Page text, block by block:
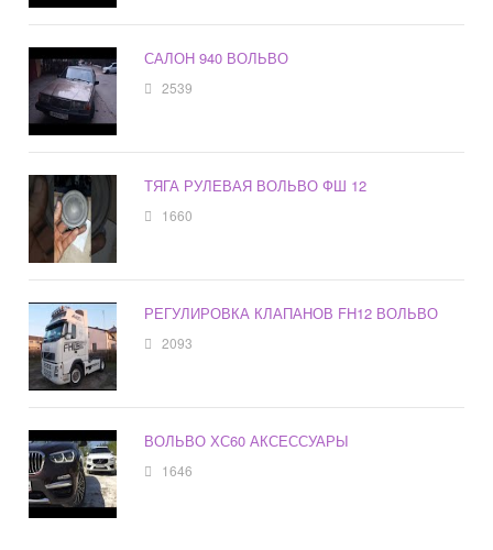
САЛОН 940 ВОЛЬВО
2539
ТЯГА РУЛЕВАЯ ВОЛЬВО ФШ 12
1660
РЕГУЛИРОВКА КЛАПАНОВ FH12 ВОЛЬВО
2093
ВОЛЬВО ХС60 АКСЕССУАРЫ
1646